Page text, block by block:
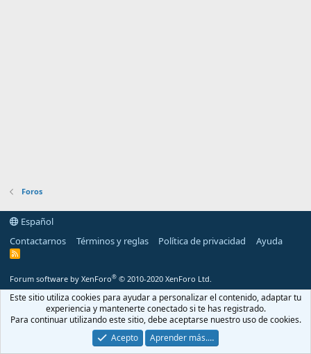
Foros
Español
Contactarnos
Términos y reglas Política de privacidad Ayuda
R
Forum software by XenForo® © 2010-2020 XenForo Ltd.
Este sitio utiliza cookies para ayudar a personalizar el contenido, adaptar tu
experiencia y mantenerte conectado si te has registrado.
Para continuar utilizando este sitio, debe aceptarse nuestro uso de cookies.
Acepto
Aprender más.…